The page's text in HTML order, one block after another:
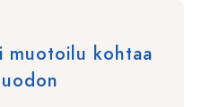
muotoilu kohtaa